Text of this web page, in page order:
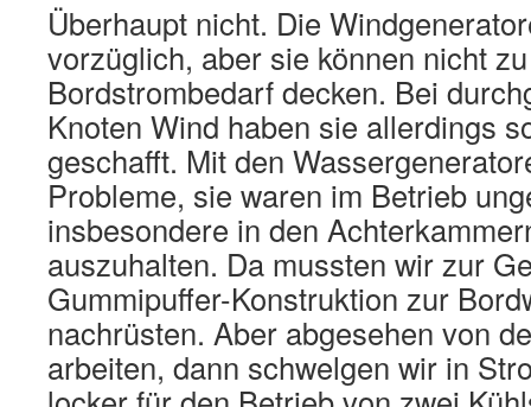
Überhaupt nicht. Die
vorzüglich, aber sie können nicht
Bordstrombedarf decken. Bei
Knoten Wind haben sie allerdings
geschafft. Mit den
Probleme, sie waren im Betrieb
insbesondere in den
auszuhalten. Da mussten wir zur
Gummipuffer-Konstruktion zur
nachrüsten. Aber abgesehen von
arbeiten, dann schwelgen wir in